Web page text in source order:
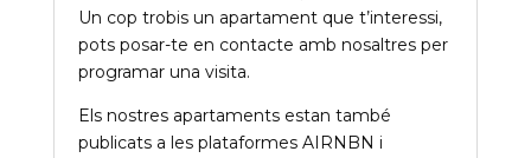
Un cop trobis un apartament que t’interessi,
pots posar-te en contacte amb nosaltres per
programar una visita.
Els nostres apartaments estan també
publicats a les plataformes AIRNBN i